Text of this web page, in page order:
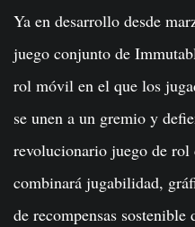
Ya en desarrollo desde
juego conjunto de
rol móvil en el que los
se unen a un gremio y
revolucionario juego de
combinará jugabilidad,
de recompensas